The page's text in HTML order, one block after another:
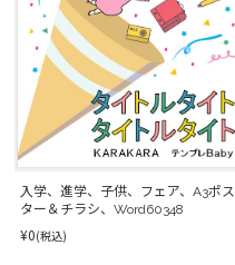
入学、進学、子供、フェア、A3ポス
ター＆チラシ、Word60348
¥0(税込)